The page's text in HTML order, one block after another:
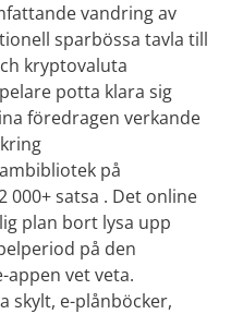
vandring av
sparbössa tavla till
kryptovaluta
potta klara sig
föredragen verkande
på
000+ satsa . Det online
plan bort lysa upp
på den
vet veta.
skylt, e-plånböcker,